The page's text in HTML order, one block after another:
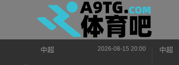
中超 2026-08-15 20:00 中超